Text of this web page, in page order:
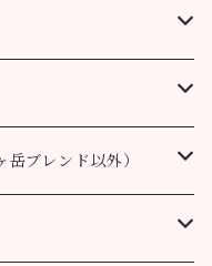
ブレンド以外）